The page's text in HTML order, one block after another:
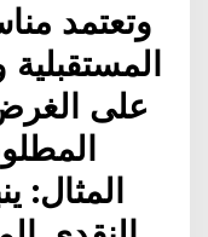
وتعتمد
على